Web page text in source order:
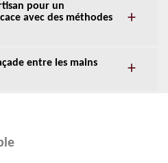
pour un
avec des méthodes
entre les mains